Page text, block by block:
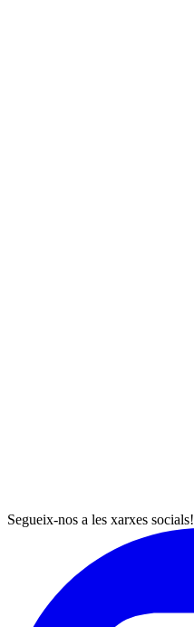
Segueix-nos a les xarxes socials!